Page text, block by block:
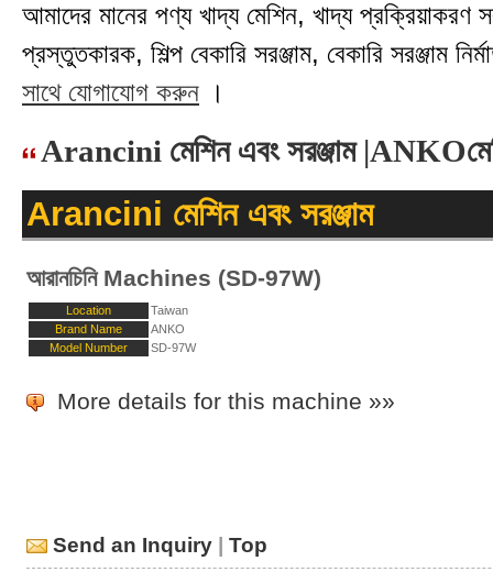
আমাদের মানের পণ্য খাদ্য মেশিন, খাদ্য প্রক্রিয়াকরণ
প্রস্তুতকারক, শিল্প বেকারি সরঞ্জাম, বেকারি সরঞ্জাম
সাথে যোগাযোগ করুন ।
Arancini মেশিন এবং সরঞ্জাম
Arancini মেশিন এবং সরঞ্জাম
আরানচিনি Machines (SD-97W)
Location
Taiwan
Brand Name
ANKO
Model Number
SD-97W
More details for this machine »»
Send an Inquiry | Top